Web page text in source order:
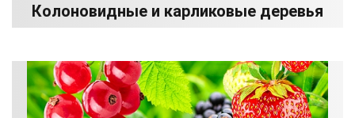
Колоновидные и карликовые деревья